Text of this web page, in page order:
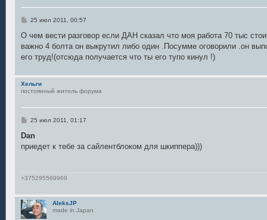
С
о
щ
е
е
25 июл 2011, 00:57
О чем вести разговор если ДАН сказал что моя работа 70 тыс
важно 4 болта он выкрутил либо один .Посумме оговорили .он
его труд!(отсюда получается что ты его тупо кинул !)
Хельги
постоянный житель форума
С
о
щ
е
25 июл 2011, 01:17
Dan
приедет к тебе за сайлентблоком для шкиппера)))
+375295569969
AleksJP
made in Japan